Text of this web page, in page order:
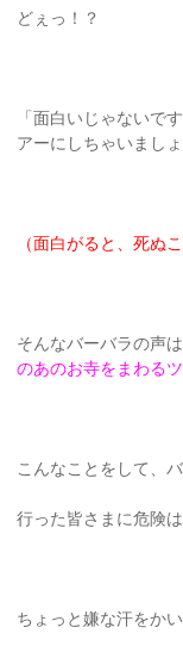
どぇっ！？
「面白いじゃないで
アーにしちゃいましょ
（面白がると、死ぬ
そんなバーバラの声
のあのお寺をまわる
こんなことをして、
行った皆さまに危険
ちょっと嫌な汗をかい